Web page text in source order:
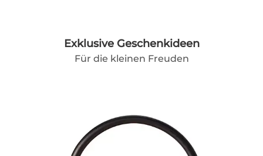
Exklusive Geschenkideen
Für die kleinen Freuden